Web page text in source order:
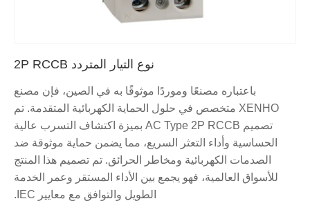
نوع التيار المتردد 2P RCCB
باعتباره مصنعًا وموردًا موثوقًا به في الصين، فإن مصنع
XENHO متخصص في حلول الحماية الكهربائية المتقدمة. تم
تصميم AC Type 2P RCCB بميزة اكتشاف التسرب عالية
الحساسية وأداء التعثر السريع، مما يضمن حماية موثوقة ضد
الصدمات الكهربائية ومخاطر الحرائق. تم تصميم هذا المنتج
للأسواق العالمية، فهو يجمع بين الأداء المستقر وعمر الخدمة
الطويل والتوافق مع معايير IEC.